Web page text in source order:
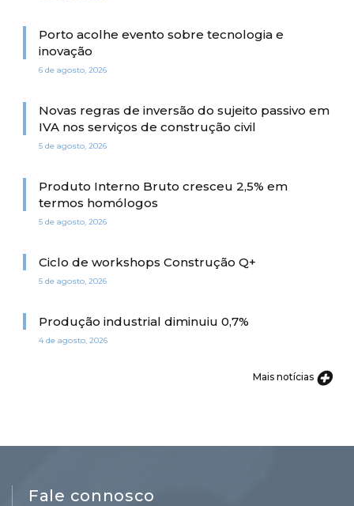
Porto acolhe evento sobre tecnologia e
inovação
6 de agosto, 2026
Novas regras de inversão do sujeito passivo em
IVA nos serviços de construção civil
5 de agosto, 2026
Produto Interno Bruto cresceu 2,5% em
termos homólogos
5 de agosto, 2026
Ciclo de workshops Construção Q+
5 de agosto, 2026
Produção industrial diminuiu 0,7%
4 de agosto, 2026
Mais notícias
Fale connosco